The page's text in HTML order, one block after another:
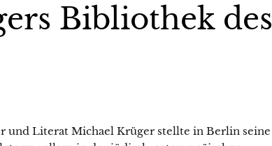
Bibliothek des
und Literat Michael Krüger stellte in Berlin seine